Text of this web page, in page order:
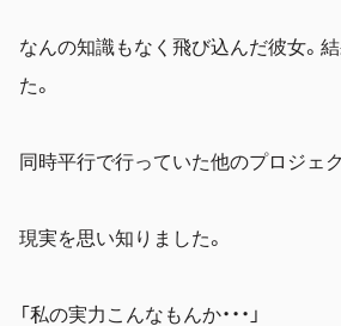
なんの知識もなく飛び込んだ彼女。
た。
同時平行で行っていた他のプロジェ
現実を思い知りました。
「私の実力こんなもんか・・・」